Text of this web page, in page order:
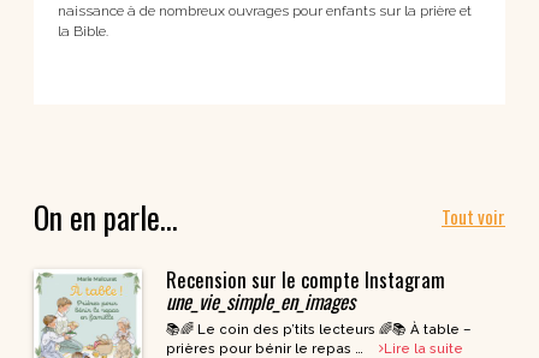
naissance à de nombreux ouvrages pour enfants sur la prière et
la Bible.
On en parle… Tout voir
Recension sur le compte Instagram
une_vie_simple_en_images
📚🌈 Le coin des p’tits lecteurs 🌈📚 À table –
prières pour bénir le repas …
Lire la suite